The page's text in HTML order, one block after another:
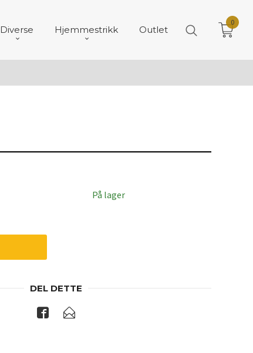
Diverse Hjemmestrikk Outlet
0
På lager
DEL DETTE